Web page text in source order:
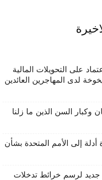
على التحويلات المالية
لدى المهاجرين العائدين
وكبار السن الذين ما زلنا
إلى الأمم المتحدة بشأن
جديد لرسم خرائط تدخلات